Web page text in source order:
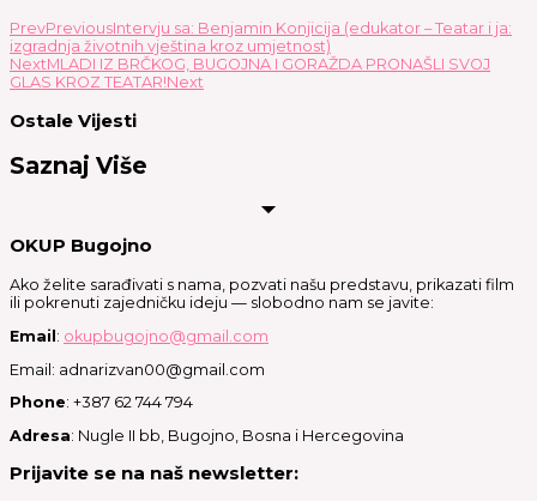
PrevPreviousIntervju sa: Benjamin Konjicija (edukator – Teatar i ja:
izgradnja životnih vještina kroz umjetnost)
NextMLADI IZ BRČKOG, BUGOJNA I GORAŽDA PRONAŠLI SVOJ
GLAS KROZ TEATAR!Next
Ostale Vijesti
Saznaj Više
OKUP Bugojno
Ako želite sarađivati s nama, pozvati našu predstavu, prikazati film
ili pokrenuti zajedničku ideju — slobodno nam se javite:
Email : okupbugojno@gmail.com
Email: adnarizvan00@gmail.com
Phone: +387 62 744 794
Adresa: Nugle II bb, Bugojno, Bosna i Hercegovina
Prijavite se na naš newsletter: